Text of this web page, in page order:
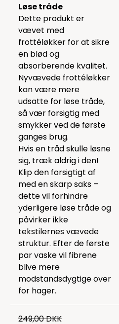
Løse tråde
Dette produkt er
vævet med
frottéløkker for at sikre
en blød og
absorberende kvalitet.
Nyvævede frottéløkker
kan være mere
udsatte for løse tråde,
så vær forsigtig med
smykker ved de første
ganges brug.
Hvis en tråd skulle løsne
sig, træk aldrig i den!
Klip den forsigtigt af
med en skarp saks –
dette vil forhindre
yderligere løse tråde og
påvirker ikke
tekstilernes vævede
struktur. Efter de første
par vaske vil fibrene
blive mere
modstandsdygtige over
for hager.
249,00 DKK